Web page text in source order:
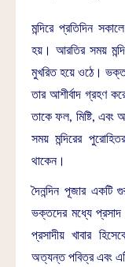
মন্দিরে প্রতিদিন
হয়। আরতির সময়
মুখরিত হয়ে ওঠে।
তার আশীর্বাদ গ্রহণ
তাকে ফল, মিষ্টি, এবং
সময় মন্দিরের
থাকেন।
দৈনন্দিন পূজার
ভক্তদের মধ্যে প্রসাদ
প্রসাদীয় খাবার
অত্যন্ত পবিত্র এবং এটি